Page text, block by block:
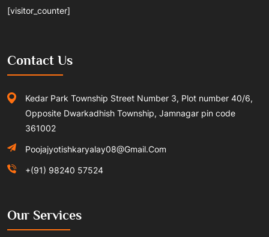
[visitor_counter]
Contact Us
Kedar Park Township Street Number 3, Plot number 40/6,
Opposite Dwarkadhish Township, Jamnagar pin code
361002
Poojajyotishkaryalay08@gmail.com
+(91) 98240 57524
Our Services